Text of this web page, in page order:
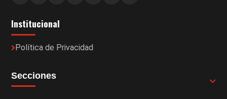
Institucional
Política de Privacidad
Secciones